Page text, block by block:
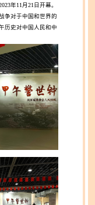
年11月21日开幕。
争对于中国和世界的
历史对中国人民和中